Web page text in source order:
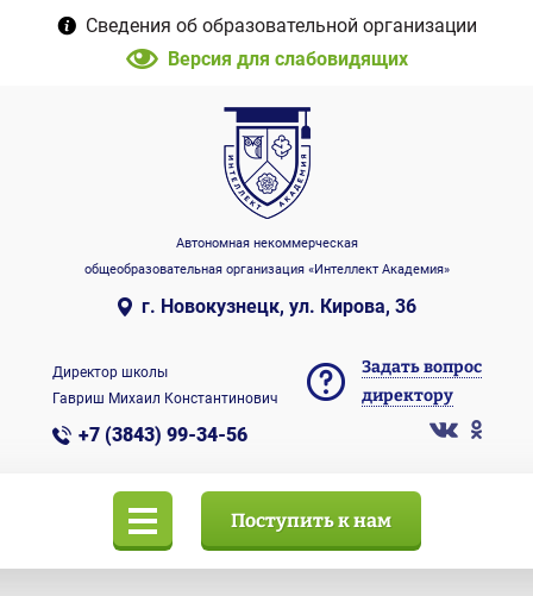
Сведения об образовательной организации
Версия для слабовидящих
Автономная некоммерческая
общеобразовательная организация «Интеллект Академия»
г. Новокузнецк, ул. Кирова, 36
Директор школы
Гавриш Михаил Константинович
+7 (3843) 99-34-56
Задать вопрос
директору
Поступить к нам